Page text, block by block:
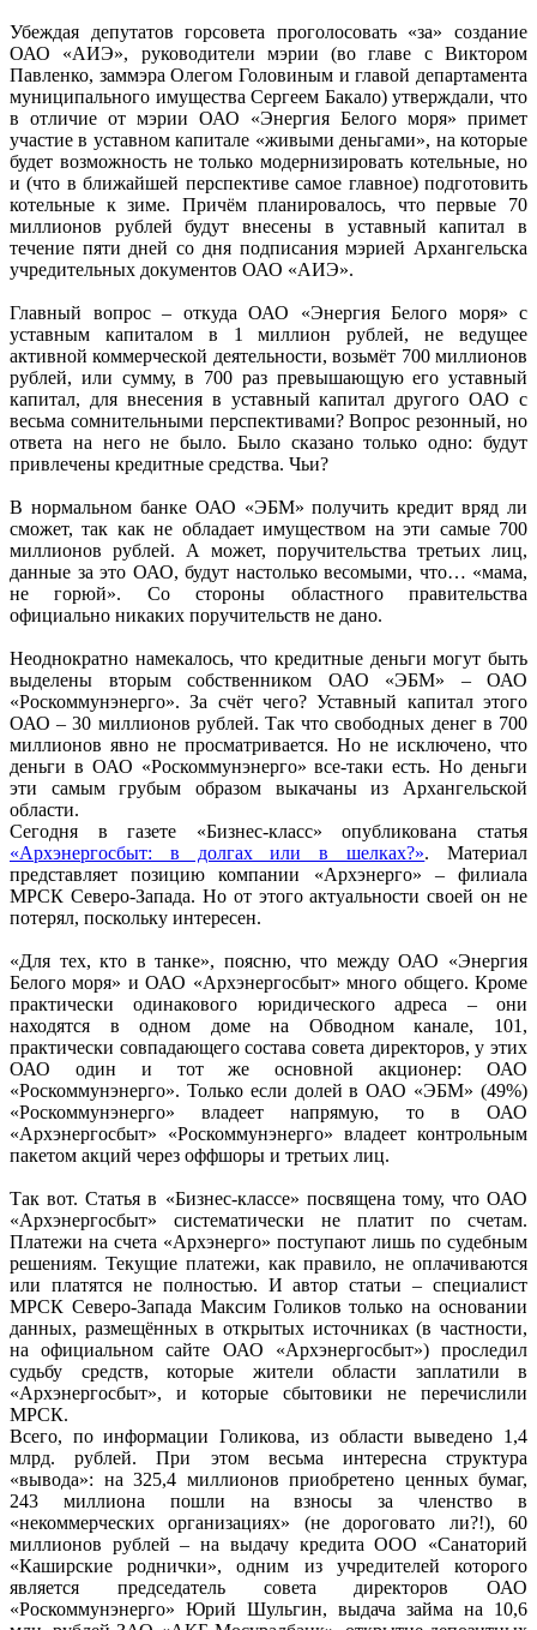
Убеждая депутатов горсовета проголосовать «за» создание
ОАО «АИЭ», руководители мэрии (во главе с Виктором
Павленко, заммэра Олегом Головиным и главой департамента
муниципального имущества Сергеем Бакало) утверждали, что
в отличие от мэрии ОАО «Энергия Белого моря» примет
участие в уставном капитале «живыми деньгами», на которые
будет возможность не только модернизировать котельные, но
и (что в ближайшей перспективе самое главное) подготовить
котельные к зиме. Причём планировалось, что первые 70
миллионов рублей будут внесены в уставный капитал в
течение пяти дней со дня подписания мэрией Архангельска
учредительных документов ОАО «АИЭ».
Главный вопрос – откуда ОАО «Энергия Белого моря» с
уставным капиталом в 1 миллион рублей, не ведущее
активной коммерческой деятельности, возьмёт 700 миллионов
рублей, или сумму, в 700 раз превышающую его уставный
капитал, для внесения в уставный капитал другого ОАО с
весьма сомнительными перспективами? Вопрос резонный, но
ответа на него не было. Было сказано только одно: будут
привлечены кредитные средства. Чьи?
В нормальном банке ОАО «ЭБМ» получить кредит вряд ли
сможет, так как не обладает имуществом на эти самые 700
миллионов рублей. А может, поручительства третьих лиц,
данные за это ОАО, будут настолько весомыми, что… «мама,
не горюй». Со стороны областного правительства
официально никаких поручительств не дано.
Неоднократно намекалось, что кредитные деньги могут быть
выделены вторым собственником ОАО «ЭБМ» – ОАО
«Роскоммунэнерго». За счёт чего? Уставный капитал этого
ОАО – 30 миллионов рублей. Так что свободных денег в 700
миллионов явно не просматривается. Но не исключено, что
деньги в ОАО «Роскоммунэнерго» все-таки есть. Но деньги
эти самым грубым образом выкачаны из Архангельской
области.
Сегодня в газете «Бизнес-класс» опубликована статья
«Арxэнергосбыт: в долгах или в шелках?». Материал
представляет позицию компании «Архэнерго» – филиала
МРСК Северо-Запада. Но от этого актуальности своей он не
потерял, поскольку интересен.
«Для тех, кто в танке», поясню, что между ОАО «Энергия
Белого моря» и ОАО «Архэнергосбыт» много общего. Кроме
практически одинакового юридического адреса – они
находятся в одном доме на Обводном канале, 101,
практически совпадающего состава совета директоров, у этих
ОАО один и тот же основной акционер: ОАО
«Роскоммунэнерго». Только если долей в ОАО «ЭБМ» (49%)
«Роскоммунэнерго» владеет напрямую, то в ОАО
«Архэнергосбыт» «Роскоммунэнерго» владеет контрольным
пакетом акций через оффшоры и третьих лиц.
Так вот. Статья в «Бизнес-классе» посвящена тому, что ОАО
«Архэнергосбыт» систематически не платит по счетам.
Платежи на счета «Архэнерго» поступают лишь по судебным
решениям. Текущие платежи, как правило, не оплачиваются
или платятся не полностью. И автор статьи – специалист
МРСК Северо-Запада Максим Голиков только на основании
данных, размещённых в открытых источниках (в частности,
на официальном сайте ОАО «Архэнергосбыт») проследил
судьбу средств, которые жители области заплатили в
«Архэнергосбыт», и которые сбытовики не перечислили
МРСК.
Всего, по информации Голикова, из области выведено 1,4
млрд. рублей. При этом весьма интересна структура
«вывода»: на 325,4 миллионов приобретено ценных бумаг,
243 миллиона пошли на взносы за членство в
«некоммерческих организациях» (не дороговато ли?!), 60
миллионов рублей – на выдачу кредита ООО «Санаторий
«Каширские роднички», одним из учредителей которого
является председатель совета директоров ОАО
«Роскоммунэнерго» Юрий Шульгин, выдача займа на 10,6